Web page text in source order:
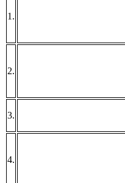
1.
2.
3.
4.